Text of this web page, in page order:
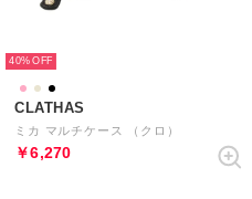
40%
CLATHAS
ミカ マルチケース （クロ）
￥6,270